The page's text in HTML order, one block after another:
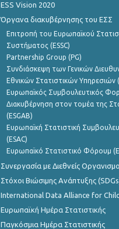
ESS Vision 2020
Όργανα διακυβέρνησης του ΕΣΣ
Επιτροπή του Ευρωπαϊκού
Συστήματος (ESSC)
Partnership Group (PG)
Συνδιάσκεψη των Γενικών
Εθνικών Στατιστικών Υπηρεσιών
Ευρωπαϊκός Συμβουλευτικός
Διακυβέρνηση στον τομέα της
(ESGAB)
Ευρωπαϊκή Στατιστική
(ESAC)
Ευρωπαϊκό Στατιστικό Φόρουμ
Συνεργασία με Διεθνείς
Στόχοι Βιώσιμης Ανάπτυξης
International Data Alliance for
Ευρωπαϊκή Ημέρα Στατιστικής
Παγκόσμια Ημέρα Στατιστικής